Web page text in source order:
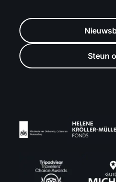
Steun